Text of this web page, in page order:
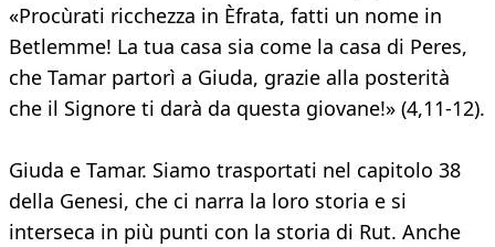
«Procùrati ricchezza in Èfrata, fatti un nome in
Betlemme! La tua casa sia come la casa di Peres,
che Tamar partorì a Giuda, grazie alla posterità
che il Signore ti darà da questa giovane!» (4,11-12).
Giuda e Tamar. Siamo trasportati nel capitolo 38
della Genesi, che ci narra la loro storia e si
interseca in più punti con la storia di Rut. Anche